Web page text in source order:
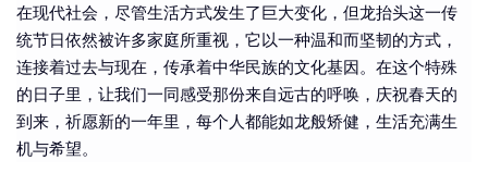
在现代社会，尽管生活方式发生了巨大变化，但龙抬头这一传
统节日依然被许多家庭所重视，它以一种温和而坚韧的方式，
连接着过去与现在，传承着中华民族的文化基因。在这个特殊
的日子里，让我们一同感受那份来自远古的呼唤，庆祝春天的
到来，祈愿新的一年里，每个人都能如龙般矫健，生活充满生
机与希望。